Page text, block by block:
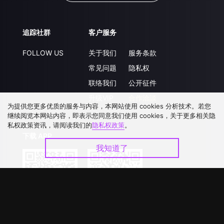
追踪社群
FOLLOW US
客户服务
关于我们
常见问题
联络我们
服务条款
隐私权
公开征件
为提供您更多优质的服务与内容，本网站使用 cookies 分析技术。若您
继续阅览本网站内容，即表示您同意我们使用 cookies，关于更多相关隐
私权政策资讯，请阅读我们的隐私权政策。
我知道了